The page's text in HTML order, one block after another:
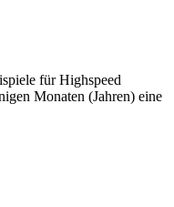
für Highspeed
Monaten (Jahren) eine